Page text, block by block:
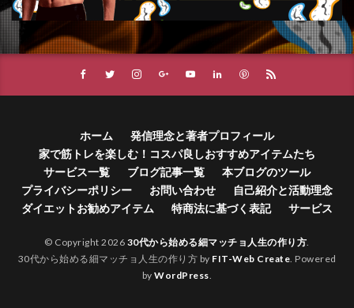
ホーム
発信理念と著者プロフィール
家で筋トレを楽しむ！コスパ良しおすすめアイテムたち
サービス一覧
ブログ記事一覧
本ブログのツール
プライバシーポリシー
お問い合わせ
自己紹介と活動理念
ダイエットお勧めアイテム
特商法に基づく表記 サービス
© Copyright 2026 30代から始める細マッチョ人生の作り方.
30代から始める細マッチョ人生の作り方 by FIT-Web Create. Powered
byWordPress.